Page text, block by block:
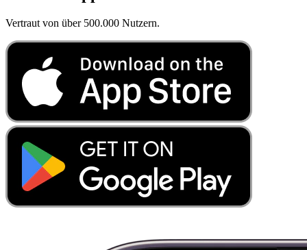
Vertraut von über 500.000 Nutzern.